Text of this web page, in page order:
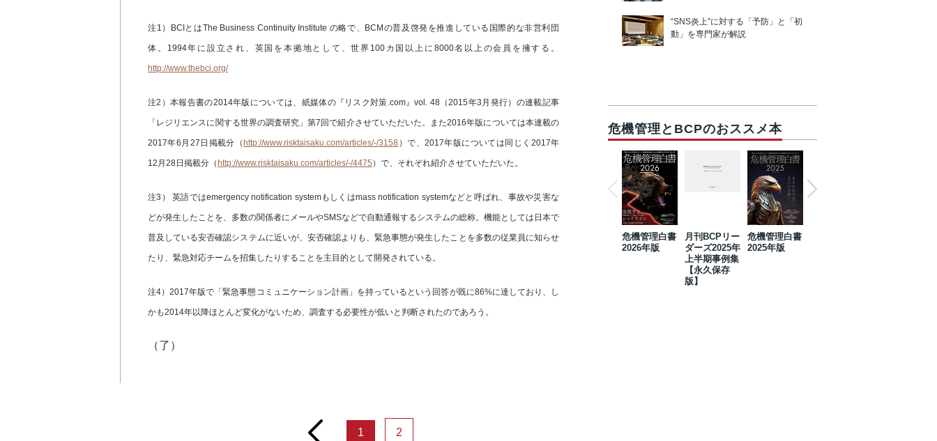
注1）BCIとはThe Business Continuity Institute の略で、BCMの普及啓発を推進している国際的な非営利団
体。1994年に設立され、英国を本拠地として、世界100カ国以上に8000名以上の会員を擁する。
http://www.thebci.org/
注2）本報告書の2014年版については、紙媒体の『リスク対策.com』vol. 48（2015年3月発行）の連載記事
「レジリエンスに関する世界の調査研究」第7回で紹介させていただいた。また2016年版については本連載の
2017年6月27日掲載分（ http://www.risktaisaku.com/articles/-/3158 ）で、2017年版については同じく2017年
12月28日掲載分（ http://www.risktaisaku.com/articles/-/4475 ）で、それぞれ紹介させていただいた。
注3） 英語ではemergency notification systemもしくはmass notification systemなどと呼ばれ、事故や災害な
どが発生したことを、多数の関係者にメールやSMSなどで自動通報するシステムの総称。機能としては日本で
普及している安否確認システムに近いが、安否確認よりも、緊急事態が発生したことを多数の従業員に知らせ
たり、緊急対応チームを招集したりすることを主目的として開発されている。
注4）2017年版で「緊急事態コミュニケーション計画」を持っているという回答が既に86%に達しており、し
かも2014年以降ほとんど変化がないため、調査する必要性が低いと判断されたのであろう。
（了）
prev 1 2
“SNS炎上”に対する「予防」と「初
動」を専門家が解説
危機管理とBCPのおススメ本
危機管理白書
2026年版
月刊BCPリー
ダーズ2025年
上半期事例集
【永久保存
版】
危機管理白書
2025年版